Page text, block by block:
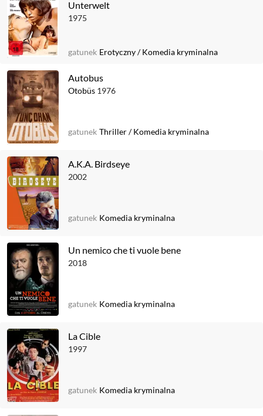
Unterwelt
1975
gatunek Erotyczny/Komedia kryminalna
Autobus
Otobüs 1976
gatunek Thriller/Komedia kryminalna
A.K.A. Birdseye
2002
gatunek Komedia kryminalna
Un nemico che ti vuole bene
2018
gatunek Komedia kryminalna
La Cible
1997
gatunek Komedia kryminalna